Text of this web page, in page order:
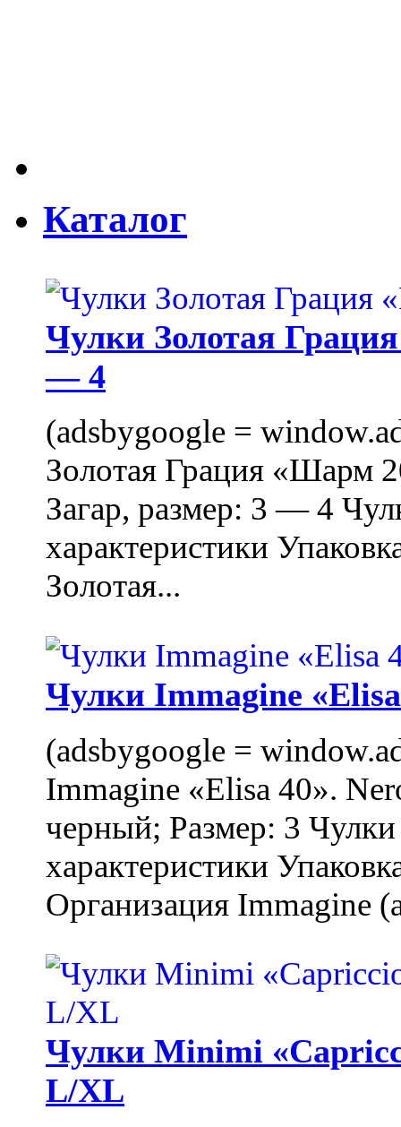
Каталог
Чулки Золотая
— 4
(adsbygoogle =
Золотая Грация «Шарм
Загар, размер: 3 — 4
характеристики
Золотая...
Чулки Immagine
(adsbygoogle =
Immagine «Elisa 40».
черный; Размер: 3
характеристики
Организация Immagine
Чулки Minimi
L/XL